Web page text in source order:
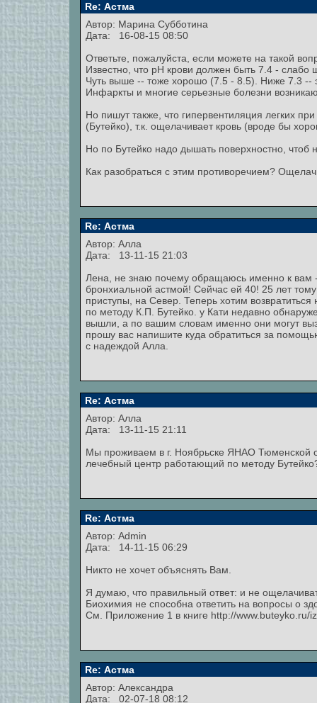
Re: Астма
Автор: Марина Субботина
Дата: 16-08-15 08:50
Ответьте, пожалуйста, если можете на такой
Известно, что pH крови должен быть 7.4 - слабо
Чуть выше -- тоже хорошо (7.5 - 8.5). Ниже 7.3 --
Инфаркты и многие серьезные болезни
Но пишут также, что гипервентиляция легких
(Бутейко), т.к. ощелачивает кровь (вроде бы
Но по Бутейко надо дышать поверхностно, чтоб
Как разобраться с этим противоречием?
Re: Астма
Автор: Алла
Дата: 13-11-15 21:03
Лена, не знаю почему обращаюсь именно к вам
бронхиальной астмой! Сейчас ей 40! 25 лет
приступы, на Север. Теперь хотим
по методу К.П. Бутейко. у Кати недавно
вышли, а по вашим словам именно они могут
прошу вас напишите куда обратиться за
с надеждой Алла.
Re: Астма
Автор: Алла
Дата: 13-11-15 21:11
Мы проживаем в г. Ноябрьске ЯНАО Тюменской
лечебный центр работающий по методу
Re: Астма
Автор: Admin
Дата: 14-11-15 06:29
Никто не хочет объяснять Вам.
Я думаю, что правильный ответ: и не
Биохимия не способна ответить на вопросы о
См. Приложение 1 в книге http://www.buteyko.ru/
Re: Астма
Автор: Александра
Дата: 02-07-18 08:12